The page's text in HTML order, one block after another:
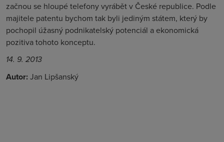
začnou se hloupé telefony vyrábět v České republice. Podle
majitele patentu bychom tak byli jediným státem, který by
pochopil úžasný podnikatelský potenciál a ekonomická
pozitiva tohoto konceptu.
14. 9. 2013
Autor: Jan Lipšanský